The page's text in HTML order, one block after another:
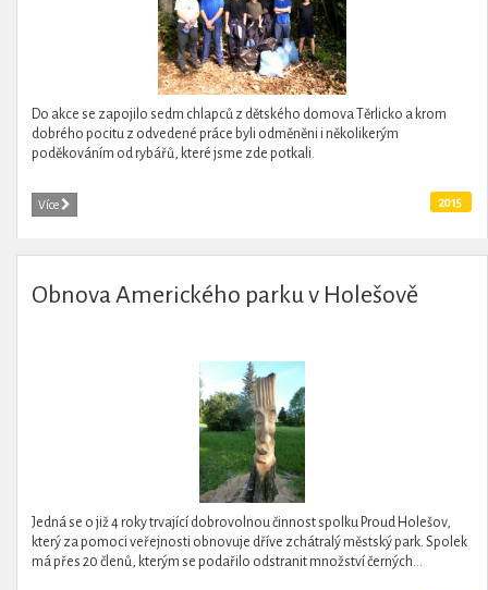
Do akce se zapojilo sedm chlapců z dětského domova Těrlicko a krom
dobrého pocitu z odvedené práce byli odměněni i několikerým
poděkováním od rybářů, které jsme zde potkali.
Více 2015
Obnova Amerického parku v Holešově
Jedná se o již 4 roky trvající dobrovolnou činnost spolku Proud Holešov,
který za pomoci veřejnosti obnovuje dříve zchátralý městský park. Spolek
má přes 20 členů, kterým se podařilo odstranit množství černých...